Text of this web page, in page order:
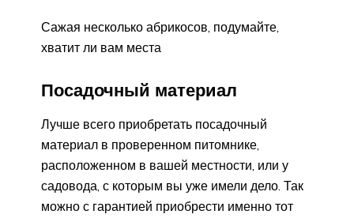
Сажая несколько абрикосов, подумайте,
хватит ли вам места
Посадочный материал
Лучше всего приобретать посадочный
материал в проверенном питомнике,
расположенном в вашей местности, или у
садовода, с которым вы уже имели дело. Так
можно с гарантией приобрести именно тот